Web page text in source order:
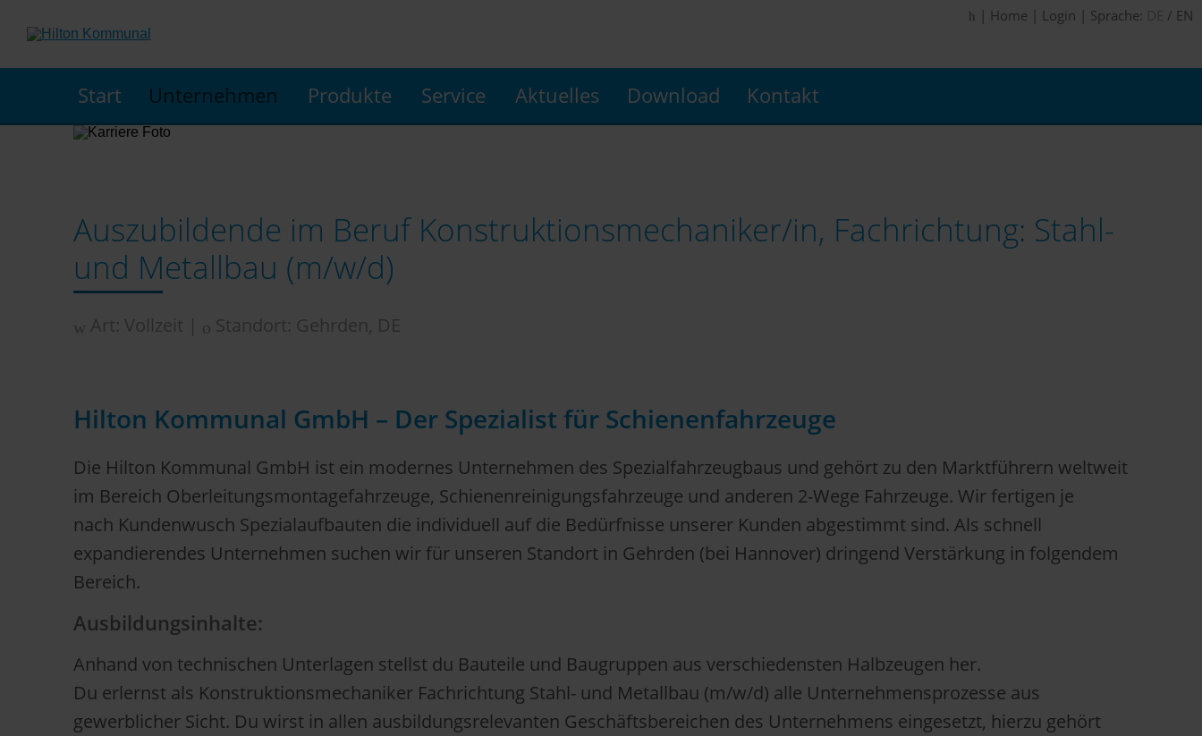
| Home | Login | Sprache: / EN
Start Unternehmen Produkte Service Aktuelles Download Kontakt
Auszubildende im Beruf Konstruktionsmechaniker/in, Fachrichtung: Stahl-
und Metallbau (m/w/d)
Art: Vollzeit | Standort: Gehrden, DE
Hilton Kommunal GmbH – Der Spezialist für Schienenfahrzeuge
Die Hilton Kommunal GmbH ist ein modernes Unternehmen des Spezialfahrzeugbaus und gehört zu den Marktführern weltweit
im Bereich Oberleitungsmontagefahrzeuge, Schienenreinigungsfahrzeuge und anderen 2-Wege Fahrzeuge. Wir fertigen je
nach Kundenwusch Spezialaufbauten die individuell auf die Bedürfnisse unserer Kunden abgestimmt sind. Als schnell
expandierendes Unternehmen suchen wir für unseren Standort in Gehrden (bei Hannover) dringend Verstärkung in folgendem
Bereich.
Ausbildungsinhalte:
Anhand von technischen Unterlagen stellst du Bauteile und Baugruppen aus verschiedensten Halbzeugen her.
Du erlernst als Konstruktionsmechaniker Fachrichtung Stahl- und Metallbau (m/w/d) alle Unternehmensprozesse aus
gewerblicher Sicht. Du wirst in allen ausbildungsrelevanten Geschäftsbereichen des Unternehmens eingesetzt, hierzu gehört